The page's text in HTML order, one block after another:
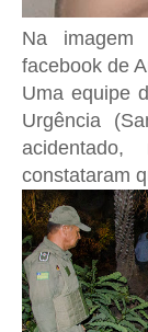
Na
facebook de
Uma equipe
Urgência
constataram